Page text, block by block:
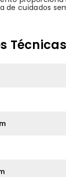
de cuidados
Técnicas